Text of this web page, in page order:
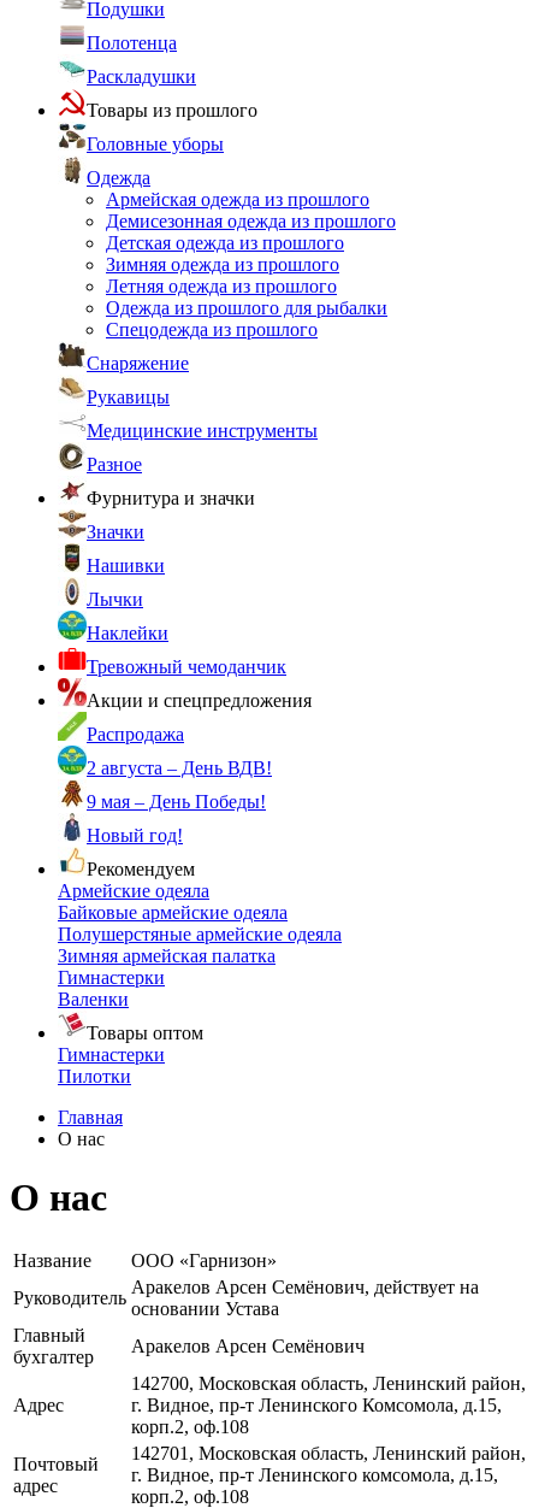
Подушки
Полотенца
Раскладушки
Товары из прошлого
Головные уборы
Одежда
Армейская одежда из прошлого
Демисезонная одежда из прошлого
Детская одежда из прошлого
Зимняя одежда из прошлого
Летняя одежда из прошлого
Одежда из прошлого для рыбалки
Спецодежда из прошлого
Снаряжение
Рукавицы
Медицинские инструменты
Разное
Фурнитура и значки
Значки
Нашивки
Лычки
Наклейки
Тревожный чемоданчик
Акции и спецпредложения
Распродажа
2 августа – День ВДВ!
9 мая – День Победы!
Новый год!
Рекомендуем
Армейские одеяла
Байковые армейские одеяла
Полушерстяные армейские одеяла
Зимняя армейская палатка
Гимнастерки
Валенки
Товары оптом
Гимнастерки
Пилотки
Главная
О нас
О нас
Название
ООО «Гарнизон»
Руководитель
Аракелов Арсен Семёнович, действует на
основании Устава
Главный
бухгалтер
Аракелов Арсен Семёнович
Адрес
142700, Московская область, Ленинский район,
г. Видное, пр-т Ленинского Комсомола, д.15,
корп.2, оф.108
Почтовый
адрес
142701, Московская область, Ленинский район,
г. Видное, пр-т Ленинского комсомола, д.15,
корп.2, оф.108